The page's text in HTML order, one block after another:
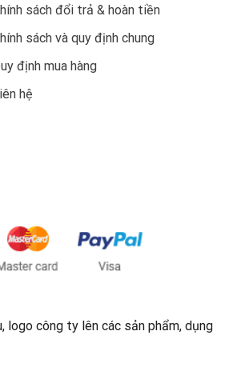
sách đổi trả & hoàn tiền
sách và quy định chung
định mua hàng
hệ
logo công ty lên các sản phẩm, dụng